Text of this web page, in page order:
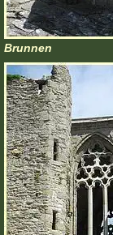
Brunnen